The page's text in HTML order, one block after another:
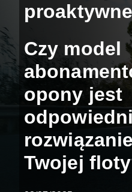
Czy model
opony jest
Twojej